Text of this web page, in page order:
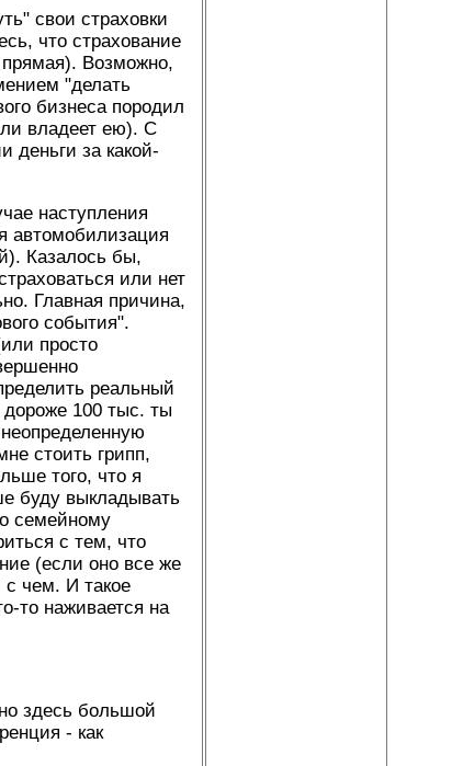
свои страховки
что страхование
Возможно,
"делать
бизнеса породил
владеет ею). С
деньги за какой-
наступления
автомобилизация
Казалось бы,
или нет
Главная причина,
события".
просто
реальный
100 тыс. ты
стоить грипп,
того, что я
буду выкладывать
семейному
с тем, что
(если оно все же
чем. И такое
то наживается на
здесь большой
- как